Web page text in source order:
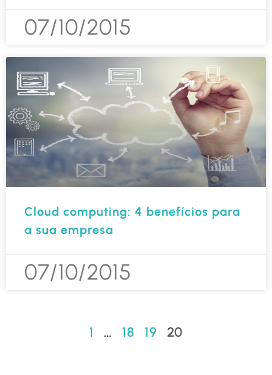
07/10/2015
Cloud computing: 4 benefícios para
a sua empresa
07/10/2015
1 … 18 19 20